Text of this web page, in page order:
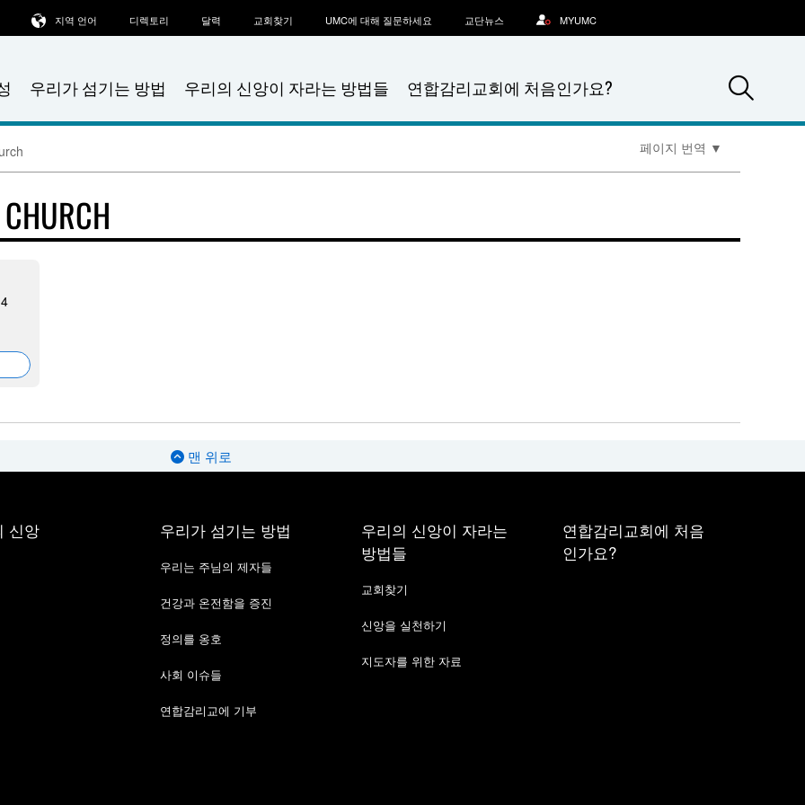
우리가 섬기는 방법 우리의 신앙이 자라는 방법들 연합감리교회에 처음인가요?
지역 언어 디렉토리 달력 교회찾기 UMC에 대해 질문하세요 교단뉴스 MYUMC
페이지 번역 ▼
맨 위로
신앙 우리가 섬기는 방법
우리는 주님의 제자들
건강과 온전함을 증진
정의를 옹호
사회 이슈들
연합감리교에 기부
우리의 신앙이 자라는
방법들
교회찾기
신앙을 실천하기
지도자를 위한 자료
연합감리교회에 처음
인가요?